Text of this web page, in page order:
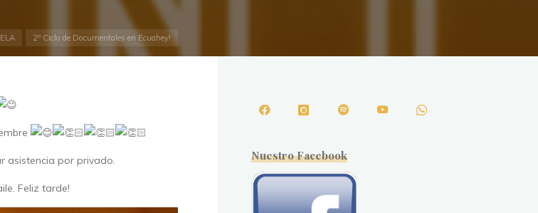
2º Ciclo de Documentales en Ecuahey!
asistencia por privado.
Feliz tarde!
Nuestro Facebook